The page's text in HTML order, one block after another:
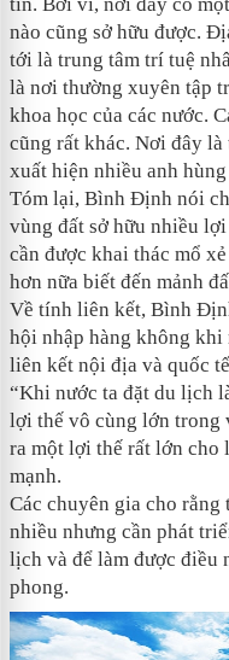
nào cũng sở hữu được.
tới là trung tâm trí tuệ
là nơi thường xuyên tập
khoa học của các nước.
cũng rất khác. Nơi đây
xuất hiện nhiều anh
Tóm lại, Bình Định nói
vùng đất sở hữu nhiều
cần được khai thác mổ
hơn nữa biết đến mảnh
Về tính liên kết, Bình
hội nhập hàng không khi
liên kết nội địa và quốc
“Khi nước ta đặt du lịch
lợi thế vô cùng lớn trong
ra một lợi thế rất lớn cho
mạnh.
Các chuyên gia cho
nhiều nhưng cần phát
lịch và để làm được điều
phong.